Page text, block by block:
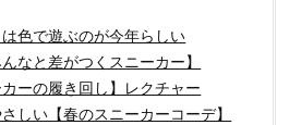
色で遊ぶのが今年らしい
なと差がつくスニーカー】
ーの履き回し】レクチャー
しい【春のスニーカーコーデ】